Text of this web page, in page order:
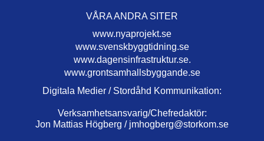
VÅRA ANDRA SITER
www.nyaprojekt.se
www.svenskbyggtidning.se
www.dagensinfrastruktur.se.
www.grontsamhallsbyggande.se
Digitala Medier / Stordåhd Kommunikation:
Verksamhetsansvarig/Chefredaktör:
Jon Mattias Högberg / jmhogberg@storkom.se